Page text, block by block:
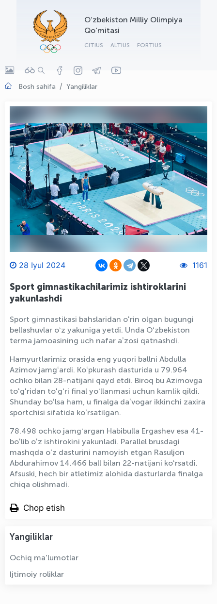
O‘zbekiston Milliy Olimpiya
Qo‘mitasi
CITIUS ALTIUS FORTIUS
Bosh sahifa Yangiliklar
28 Iyul 2024 1161
Sport gimnastikachilarimiz ishtiroklarini
yakunlashdi
Sport gimnastikasi bahslaridan oʻrin olgan bugungi
bellashuvlar oʻz yakuniga yetdi. Unda Oʻzbekiston
terma jamoasining uch nafar aʼzosi qatnashdi.
Hamyurtlarimiz orasida eng yuqori ballni Abdulla
Azimov jamgʻardi. Koʻpkurash dasturida u 79.964
ochko bilan 28-natijani qayd etdi. Biroq bu Azimovga
toʻgʻridan toʻgʻri final yoʻllanmasi uchun kamlik qildi.
Shunday boʻlsa ham, u finalga daʼvogar ikkinchi zaxira
sportchisi sifatida koʻrsatilgan.
78.498 ochko jamgʻargan Habibulla Ergashev esa 41-
boʻlib oʻz ishtirokini yakunladi. Parallel brusdagi
mashqda oʻz dasturini namoyish etgan Rasuljon
Abdurahimov 14.466 ball bilan 22-natijani koʻrsatdi.
Afsuski, hech bir atletimiz alohida dasturlarda finalga
chiqa olishmadi.
Chop etish
Yangiliklar
Ochiq ma'lumotlar
Ijtimoiy roliklar
OLYMPCHIK AI - yordamchi
Onlayn · olympic.uz